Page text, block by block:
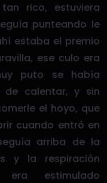
rico, estuviera
punteando le
estaba el premio
ese culo era
puto se había
de calentar, y sin
el hoyo, que
cuando entró en
arriba de la
y la respiración
estimulado